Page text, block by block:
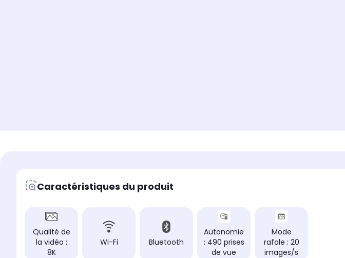
Caractéristiques du produit
Qualité de
la vidéo :
8K
Wi-Fi Bluetooth
Autonomie
: 490 prises
de vue
Mode
rafale : 20
images/s